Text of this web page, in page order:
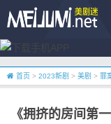
首页 > 2023新剧 > 美剧 > 罪
《拥挤的房间第